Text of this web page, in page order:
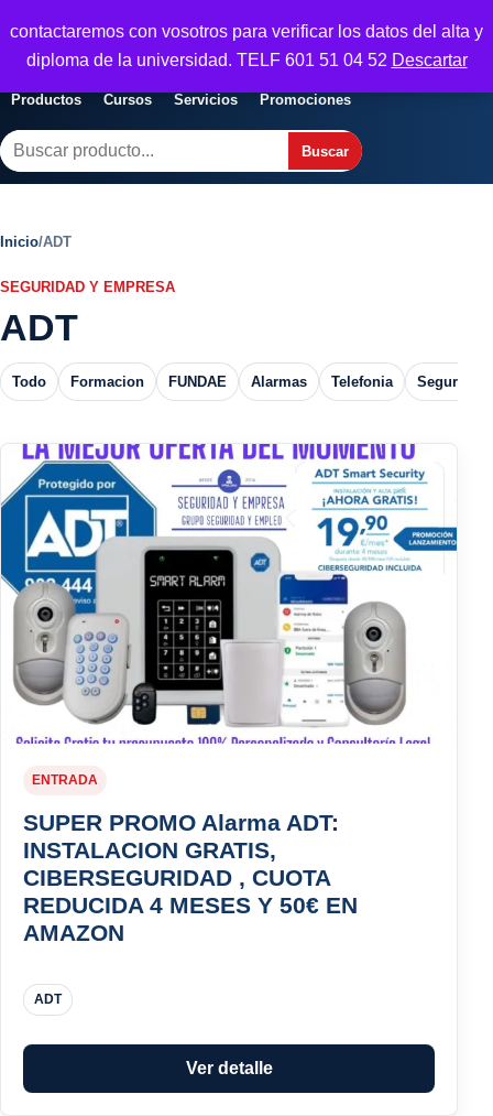
contactaremos con vosotros para verificar los datos del alta y
diploma de la universidad. TELF 601 51 04 52 Descartar
Seguridad y Empresa
empresas
Abrir menu
Productos Cursos Servicios Promociones
Buscar
Buscar
Inicio/ADT
SEGURIDAD Y EMPRESA
ADT
Todo Formacion FUNDAE Alarmas Telefonia Seguros
ENTRADA
SUPER PROMO Alarma ADT:
INSTALACION GRATIS,
CIBERSEGURIDAD , CUOTA
REDUCIDA 4 MESES Y 50€ EN
AMAZON
ADT
Ver detalle